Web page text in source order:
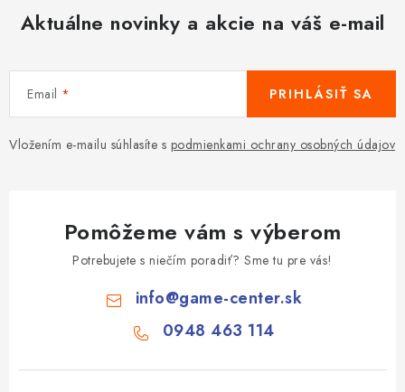
Aktuálne novinky a akcie na váš e-mail
Email
Vložením e-mailu súhlasíte s podmienkami ochrany osobných údajov
PRIHLÁSIŤ SA
Pomôžeme vám s výberom
Potrebujete s niečím poradiť? Sme tu pre vás!
info@game-center.sk
0948 463 114